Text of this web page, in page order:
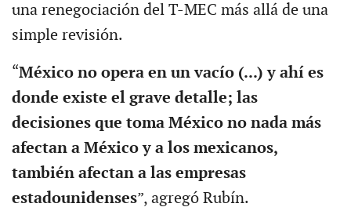
una renegociación del T-MEC más allá de una
simple revisión.
“México no opera en un vacío (...) y ahí es
donde existe el grave detalle; las
decisiones que toma México no nada más
afectan a México y a los mexicanos,
también afectan a las empresas
estadounidenses”, agregó Rubín.